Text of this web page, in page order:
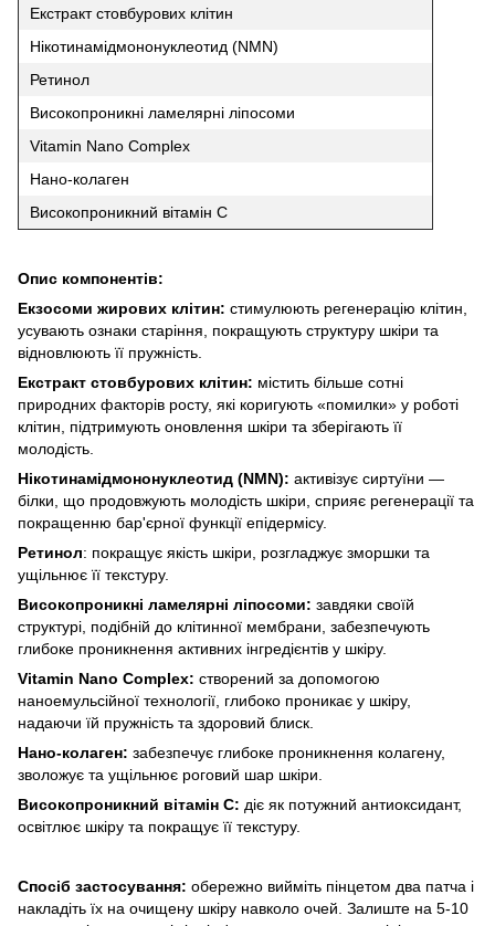
Екстракт стовбурових клітин
Нікотинамідмононуклеотид (NMN)
Ретинол
Високопроникні ламелярні ліпосоми
Vitamin Nano Complex
Нано-колаген
Високопроникний вітамін С
Опис компонентів:
Екзосоми жирових клітин: стимулюють регенерацію клітин,
усувають ознаки старіння, покращують структуру шкіри та
відновлюють її пружність.
Екстракт стовбурових клітин: містить більше сотні
природних факторів росту, які коригують «помилки» у роботі
клітин, підтримують оновлення шкіри та зберігають її
молодість.
Нікотинамідмононуклеотид (NMN): активізує сиртуїни —
білки, що продовжують молодість шкіри, сприяє регенерації та
покращенню бар'єрної функції епідермісу.
Ретинол: покращує якість шкіри, розгладжує зморшки та
ущільнює її текстуру.
Високопроникні ламелярні ліпосоми: завдяки своїй
структурі, подібній до клітинної мембрани, забезпечують
глибоке проникнення активних інгредієнтів у шкіру.
Vitamin Nano Complex: створений за допомогою
наноемульсійної технології, глибоко проникає у шкіру,
надаючи їй пружність та здоровий блиск.
Нано-колаген: забезпечує глибоке проникнення колагену,
зволожує та ущільнює роговий шар шкіри.
Високопроникний вітамін С: діє як потужний антиоксидант,
освітлює шкіру та покращує її текстуру.
Спосіб застосування: обережно вийміть пінцетом два патча і
накладіть їх на очищену шкіру навколо очей. Залиште на 5-10